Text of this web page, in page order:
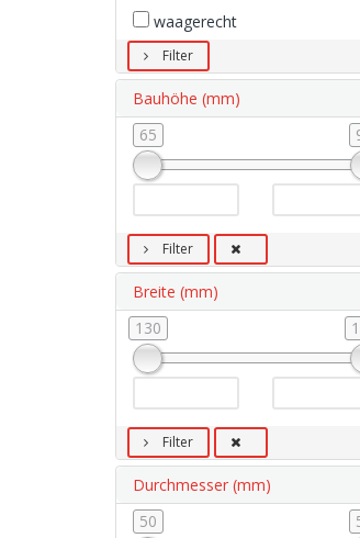
waagerecht
Filter
Bauhöhe (mm)
65
Filter
Breite (mm)
130
Filter
Durchmesser (mm)
50